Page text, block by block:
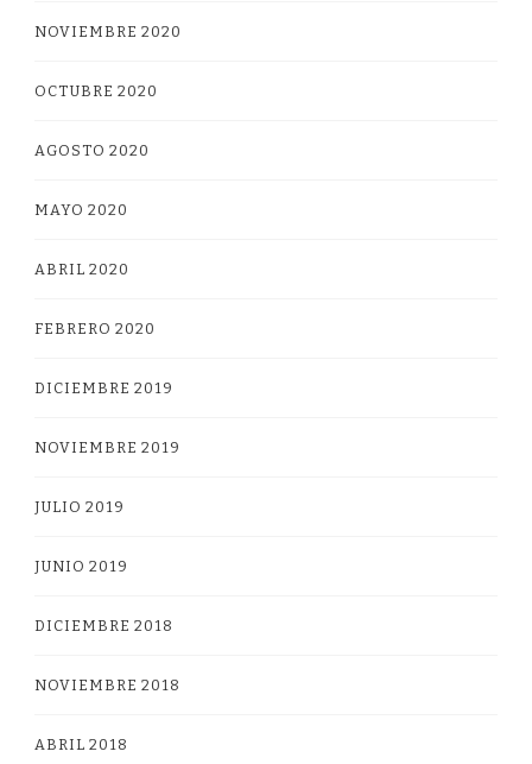
NOVIEMBRE 2020
OCTUBRE 2020
AGOSTO 2020
MAYO 2020
ABRIL 2020
FEBRERO 2020
DICIEMBRE 2019
NOVIEMBRE 2019
JULIO 2019
JUNIO 2019
DICIEMBRE 2018
NOVIEMBRE 2018
ABRIL 2018